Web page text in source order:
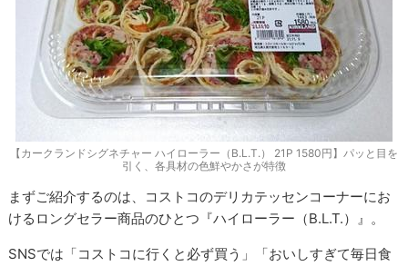
【カークランドシグネチャー ハイローラー（B.L.T.） 21P 1580円】パッと目を
引く、各具材の色鮮やかさが特徴
まずご紹介するのは、コストコのデリカテッセンコーナーにお
けるロングセラー商品のひとつ『ハイローラー（B.L.T.）』。
SNSでは「コストコに行くと必ず買う」「おいしすぎて毎日食